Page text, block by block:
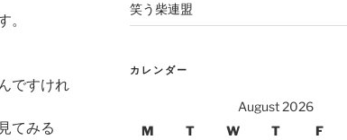
。
ですけれ
てみる
笑う柴連盟
カレンダー
August 2026
M
T W T F